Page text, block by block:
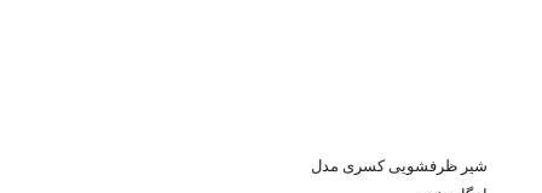
شیر ظرفشویی کسری مدل